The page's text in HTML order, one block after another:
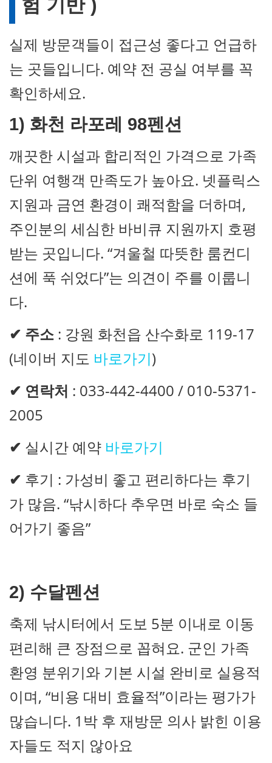
험 기반 )
실제 방문객들이 접근성 좋다고 언급하
는 곳들입니다. 예약 전 공실 여부를 꼭
확인하세요.
1) 화천 라포레 98펜션
깨끗한 시설과 합리적인 가격으로 가족
단위 여행객 만족도가 높아요. 넷플릭스
지원과 금연 환경이 쾌적함을 더하며,
주인분의 세심한 바비큐 지원까지 호평
받는 곳입니다. “겨울철 따뜻한 룸컨디
션에 푹 쉬었다”는 의견이 주를 이룹니
다.
✔ 주소 : 강원 화천읍 산수화로 119-17
(네이버 지도 바로가기)
✔ 연락처 : 033-442-4400 / 010-5371-
2005
✔ 실시간 예약 바로가기
✔ 후기 : 가성비 좋고 편리하다는 후기
가 많음. “낚시하다 추우면 바로 숙소 들
어가기 좋음”
2) 수달펜션
축제 낚시터에서 도보 5분 이내로 이동
편리해 큰 장점으로 꼽혀요. 군인 가족
환영 분위기와 기본 시설 완비로 실용적
이며, “비용 대비 효율적”이라는 평가가
많습니다. 1박 후 재방문 의사 밝힌 이용
자들도 적지 않아요